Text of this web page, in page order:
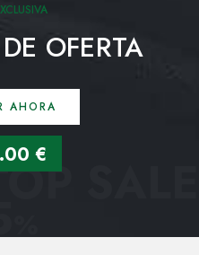
OFERTA
AHORA
€ SALE